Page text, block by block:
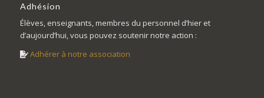
Adhésion
Élèves, enseignants, membres du personnel d’hier et
d’aujourd’hui, vous pouvez soutenir notre action :
Adhérer à notre association